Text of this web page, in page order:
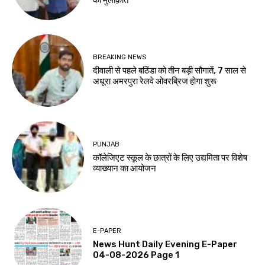
BREAKING NEWS
दीवाली से पहले बठिंडा को तीन बड़ी सौगातें, 7 साल से
अधूरा अमरपुरा रेलवे ओवरब्रिज होगा शुरू
PUNJAB
कॉलेजिएट स्कूल के छात्रों के लिए उद्यमिता पर विशेष
व्याख्यान का आयोजन
E-PAPER
News Hunt Daily Evening E-Paper
04-08-2026 Page 1